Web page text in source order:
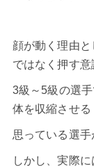
顔が動く理由
ではなく押す意
3級～5級の選
体を収縮させ
思っている選手
しかし、実際